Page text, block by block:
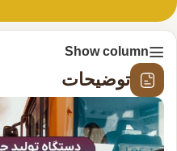
Show column
توضیحات